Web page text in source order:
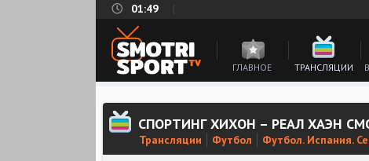
01:49
ГЛАВНОЕ ТРАНСЛЯЦИИ
СПОРТИНГ ХИХОН – РЕАЛ ХАЭН
Трансляции Футбол Футбол. Испания.